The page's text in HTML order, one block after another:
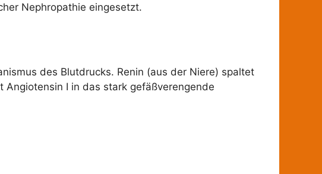
Nephropathie eingesetzt.
des Blutdrucks. Renin (aus der Niere) spaltet
Angiotensin I in das stark gefäßverengende